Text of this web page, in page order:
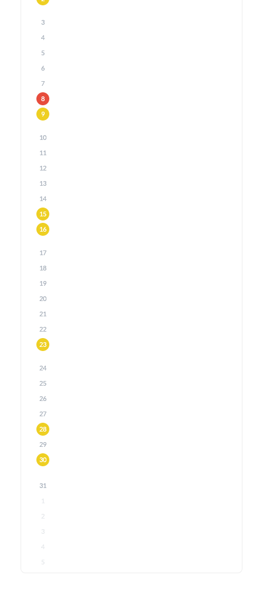
3
4
5
6
7
8
9
10
11
12
13
14
15
16
17
18
19
20
21
22
23
24
25
26
27
28
29
30
31
1
2
3
4
5